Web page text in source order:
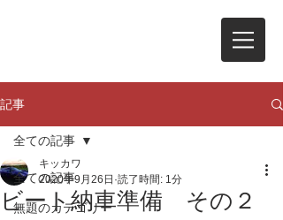
記事
全ての記事
無題のカテゴリー
全ての記事
ビート納車準備 その２
キッカワ
2020年9月26日 読了時間: 1分